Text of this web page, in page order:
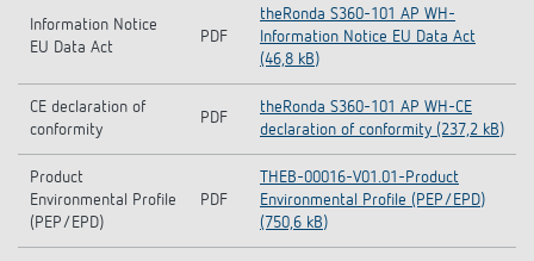
Information Notice
EU Data Act
PDF
theRonda S360-101 AP WH-
Information Notice EU Data Act
(46,8 kB)
CE declaration of
conformity
PDF
theRonda S360-101 AP WH-CE
declaration of conformity (237,2 kB)
Product
Environmental Profile
(PEP/EPD)
PDF
THEB-00016-V01.01-Product
Environmental Profile (PEP/EPD)
(750,6 kB)